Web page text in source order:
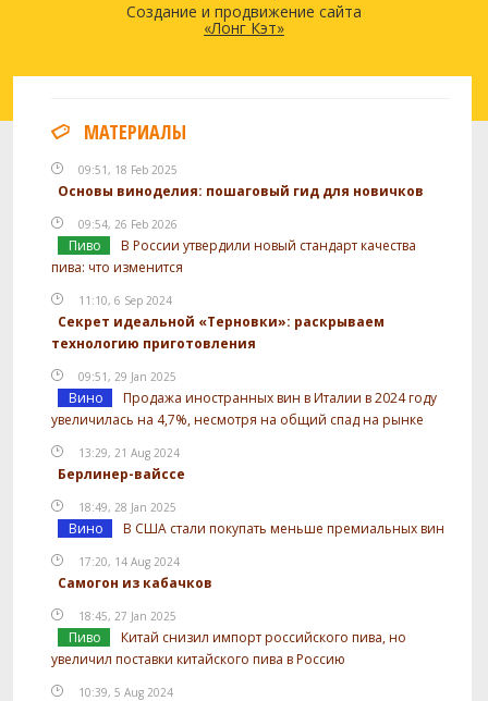
Создание и продвижение сайта
«Лонг Кэт»
МАТЕРИАЛЫ
09:51, 18 Feb 2025
Основы виноделия: пошаговый гид для новичков
09:54, 26 Feb 2026
Пиво
В России утвердили новый стандарт качества
пива: что изменится
11:10, 6 Sep 2024
Секрет идеальной «Терновки»: раскрываем
технологию приготовления
09:51, 29 Jan 2025
Вино
Продажа иностранных вин в Италии в 2024 году
увеличилась на 4,7%, несмотря на общий спад на рынке
13:29, 21 Aug 2024
Берлинер-вайссе
18:49, 28 Jan 2025
Вино В США стали покупать меньше премиальных вин
17:20, 14 Aug 2024
Самогон из кабачков
18:45, 27 Jan 2025
Пиво
Китай снизил импорт российского пива, но
увеличил поставки китайского пива в Россию
10:39, 5 Aug 2024